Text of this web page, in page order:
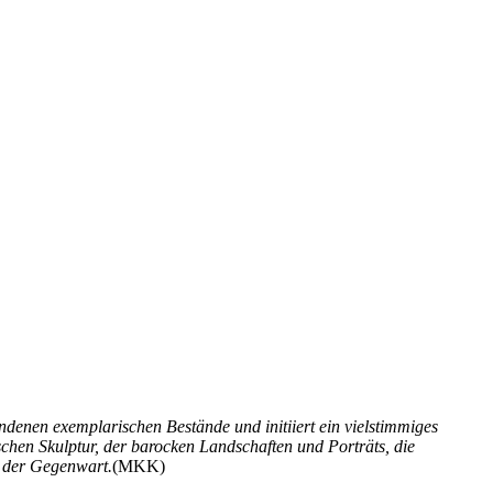
exemplarischen Bestände und initiiert ein vielstimmiges
Skulptur, der barocken Landschaften und Porträts, die
Gegenwart.(MKK)